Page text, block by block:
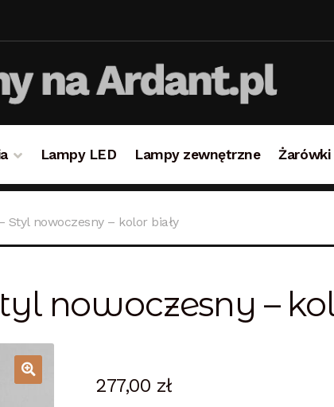
Lampy LED Lampy zewnętrzne Żarówki
Styl nowoczesny – kolor biały
nowoczesny –
277,00 zł